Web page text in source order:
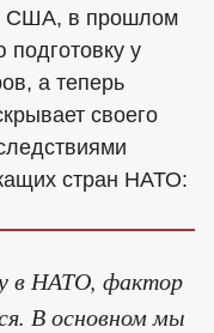
США, в прошлом
у
а теперь
своего
стран НАТО:
в НАТО, фактор
В основном мы